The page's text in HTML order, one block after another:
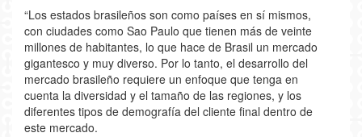
“Los estados brasileños son como países en sí mismos,
con ciudades como Sao Paulo que tienen más de veinte
millones de habitantes, lo que hace de Brasil un mercado
gigantesco y muy diverso. Por lo tanto, el desarrollo del
mercado brasileño requiere un enfoque que tenga en
cuenta la diversidad y el tamaño de las regiones, y los
diferentes tipos de demografía del cliente final dentro de
este mercado.